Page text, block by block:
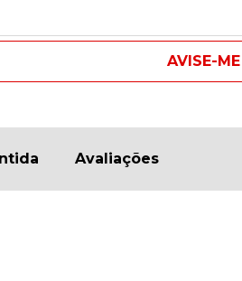
AVISE-ME
Avaliações